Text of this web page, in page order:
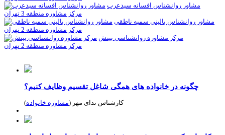
مشاور روانشناس افسانه سیدعرب
مرکز مشاوره منطقه 3 تهران
مشاور روانشناس بالینی سمیه ناطقی
مرکز مشاوره منطقه 2 تهران
مرکز مشاوره روانشناسی بینش
مرکز مشاوره منطقه 2 تهران
چگونه در خانواده های همگی شاغل تقسیم وظایف کنیم؟
کارشناس ندای مهر (مشاوره خانواده)